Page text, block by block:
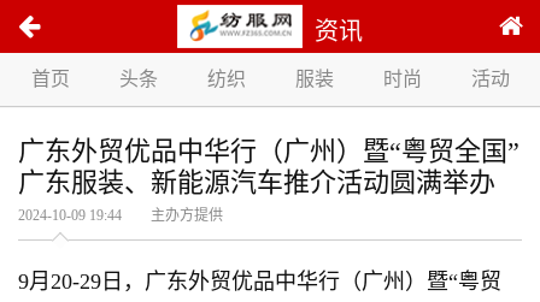
资讯
首页 头条 纺织 服装 时尚 活动
广东外贸优品中华行（广州）暨“粤贸全国”
广东服装、新能源汽车推介活动圆满举办
2024-10-09 19:44 主办方提供
9月20-29日，广东外贸优品中华行（广州）暨“粤贸